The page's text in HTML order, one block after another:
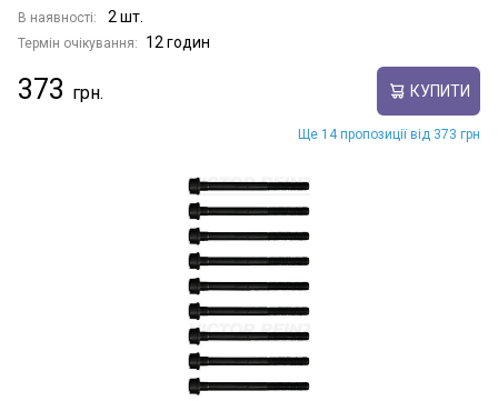
В наявності: 2 шт.
Термін очікування: 12 годин
373 КУПИТИ
Ще 14 пропозиції від 373 грн